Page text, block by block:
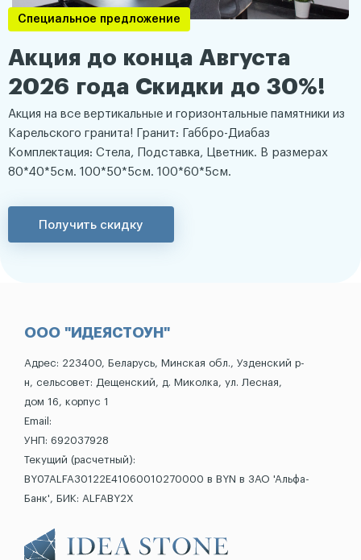
Специальное предложение
Акция до конца Августа
2026 года Скидки до 30%!
Акция на все вертикальные и горизонтальные памятники из
Карельского гранита! Гранит: Габбро-Диабаз
Комплектация: Стела, Подставка, Цветник. В размерах
80*40*5см. 100*50*5см. 100*60*5см.
Получить скидку
ООО "ИДЕЯСТОУН"
Адрес: 223400, Беларусь, Минская обл., Узденский р-
н, сельсовет: Дещенский, д. Миколка, ул. Лесная,
дом 16, корпус 1
Email:
УНП: 692037928
Текущий (расчетный):
BY07ALFA30122E41060010270000 в BYN в ЗАО 'Альфа-
Банк', БИК: ALFABY2X